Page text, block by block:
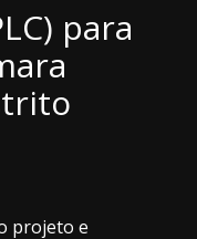
para
projeto e